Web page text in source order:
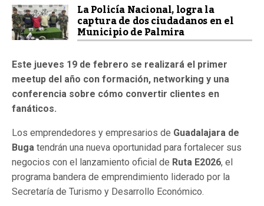
La Policía Nacional, logra la
captura de dos ciudadanos en el
Municipio de Palmira
Este jueves 19 de febrero se realizará el primer
meetup del año con formación, networking y una
conferencia sobre cómo convertir clientes en
fanáticos.
Los emprendedores y empresarios de Guadalajara de
Buga tendrán una nueva oportunidad para fortalecer sus
negocios con el lanzamiento oficial de Ruta E2026, el
programa bandera de emprendimiento liderado por la
Secretaría de Turismo y Desarrollo Económico.